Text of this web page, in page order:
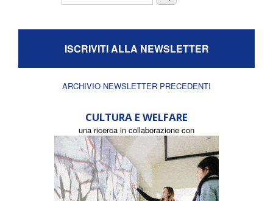
ISCRIVITI ALLA NEWSLETTER
ARCHIVIO NEWSLETTER PRECEDENTI
CULTURA E WELFARE
una ricerca in collaborazione con